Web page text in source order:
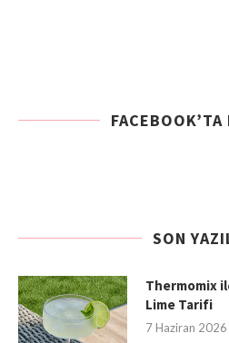
FACEBOOK’TA
SON
Thermomix
Lime Tarifi
7 Haziran 2026